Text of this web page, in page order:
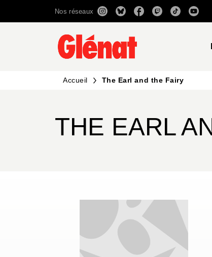
RECHERCHE
Nos réseaux
Accueil The Earl and the Fairy
THE EARL